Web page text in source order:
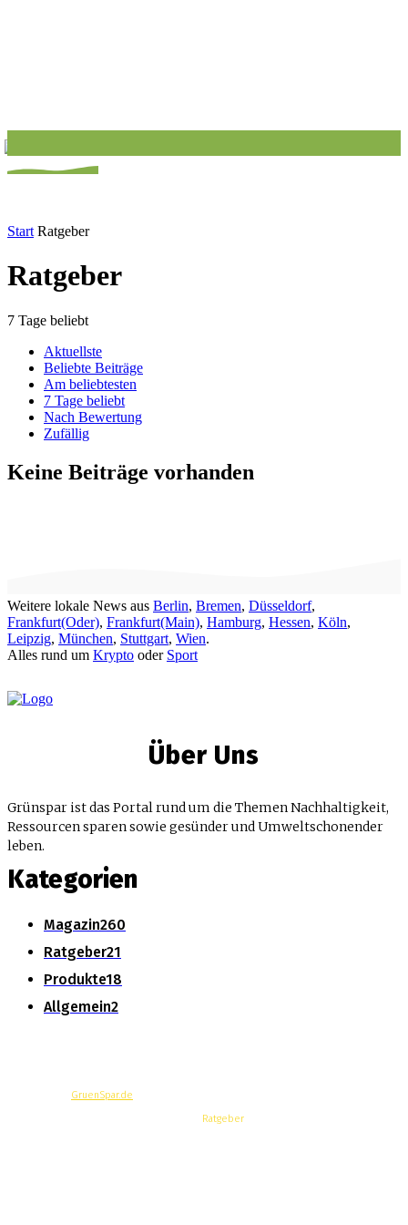
Start Ratgeber
Ratgeber
7 Tage beliebt
Aktuellste
Beliebte Beiträge
Am beliebtesten
7 Tage beliebt
Nach Bewertung
Zufällig
Keine Beiträge vorhanden
Weitere lokale News aus Berlin, Bremen, Düsseldorf,
Frankfurt(Oder), Frankfurt(Main), Hamburg, Hessen, Köln,
Leipzig, München, Stuttgart, Wien.
Alles rund um Krypto oder Sport
Über Uns
Grünspar ist das Portal rund um die Themen Nachhaltigkeit,
Ressourcen sparen sowie gesünder und Umweltschonender
leben.
Kategorien
Magazin260
Ratgeber21
Produkte18
Allgemein2
GruenSpar.de
Ratgeber